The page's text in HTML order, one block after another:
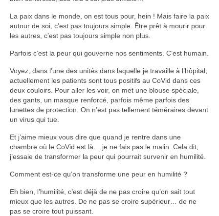
La paix dans le monde, on est tous pour, hein ! Mais faire la paix
autour de soi, c’est pas toujours simple. Être prêt à mourir pour
les autres, c’est pas toujours simple non plus.
Parfois c’est la peur qui gouverne nos sentiments. C’est humain.
Voyez, dans l’une des unités dans laquelle je travaille à l’hôpital,
actuellement les patients sont tous positifs au CoVid dans ces
deux couloirs. Pour aller les voir, on met une blouse spéciale,
des gants, un masque renforcé, parfois même parfois des
lunettes de protection. On n’est pas tellement téméraires devant
un virus qui tue.
Et j’aime mieux vous dire que quand je rentre dans une
chambre où le CoVid est là… je ne fais pas le malin. Cela dit,
j’essaie de transformer la peur qui pourrait survenir en humilité.
Comment est-ce qu’on transforme une peur en humilité ?
Eh bien, l’humilité, c’est déjà de ne pas croire qu’on sait tout
mieux que les autres. De ne pas se croire supérieur… de ne
pas se croire tout puissant.